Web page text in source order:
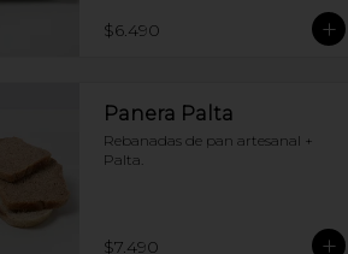
$6.490
Panera Palta
Rebanadas de pan artesanal +
Palta.
$7.490